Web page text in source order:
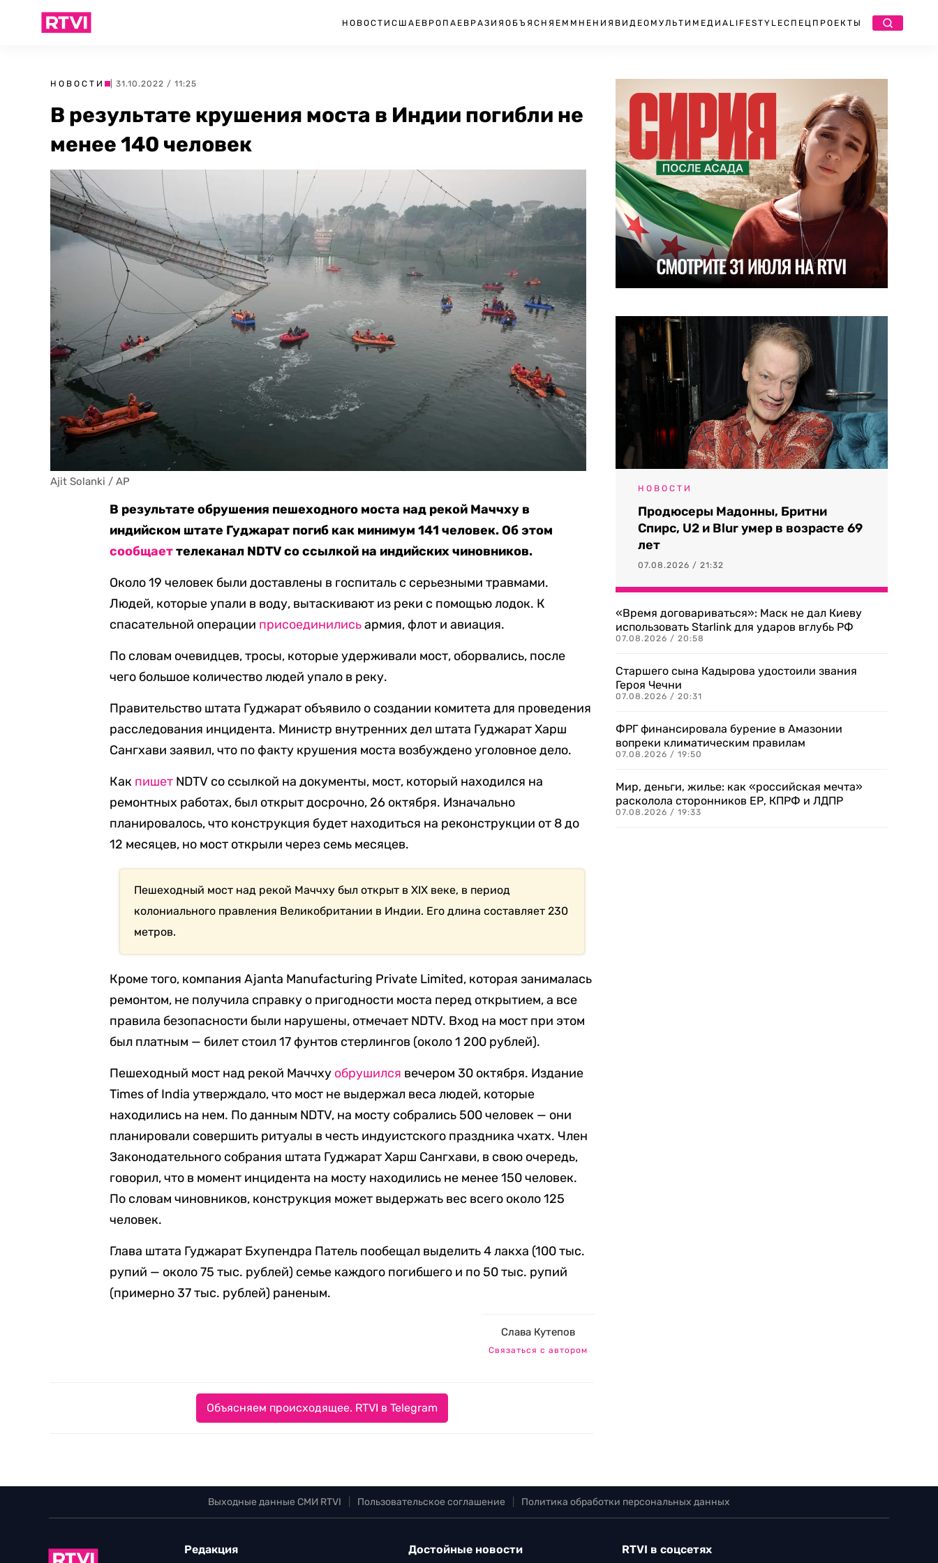
НОВОСТИ США ЕВРОПА ЕВРАЗИЯ ОБЪЯСНЯЕМ МНЕНИЯ ВИДЕО МУЛЬТИМЕДИА LIFESTYLEСПЕЦПРОЕКТЫ
НОВОСТИ | 31.10.2022 / 11:25
В результате крушения моста в Индии погибли не
менее 140 человек
Ajit Solanki / AP
В результате обрушения пешеходного моста над рекой Маччху в
индийском штате Гуджарат погиб как минимум 141 человек. Об этом
сообщаеттелеканал NDTV со ссылкой на индийских чиновников.
Около 19 человек были доставлены в госпиталь с серьезными травмами.
Людей, которые упали в воду, вытаскивают из реки с помощью лодок. К
спасательной операции присоединилисьармия, флот и авиация.
По словам очевидцев, тросы, которые удерживали мост, оборвались, после
чего большое количество людей упало в реку.
Правительство штата Гуджарат объявило о создании комитета для проведения
расследования инцидента. Министр внутренних дел штата Гуджарат Харш
Сангхави заявил, что по факту крушения моста возбуждено уголовное дело.
Как пишет NDTV со ссылкой на документы, мост, который находился на
ремонтных работах, был открыт досрочно, 26 октября. Изначально
планировалось, что конструкция будет находиться на реконструкции от 8 до
12 месяцев, но мост открыли через семь месяцев.
Пешеходный мост над рекой Маччху был открыт в XIX веке, в период
колониального правления Великобритании в Индии. Его длина составляет 230
метров.
Кроме того, компания Ajanta Manufacturing Private Limited, которая занималась
ремонтом, не получила справку о пригодности моста перед открытием, а все
правила безопасности были нарушены, отмечает NDTV. Вход на мост при этом
был платным — билет стоил 17 фунтов стерлингов (около 1 200 рублей).
Пешеходный мост над рекой Маччху обрушился вечером 30 октября. Издание
Times of India утверждало, что мост не выдержал веса людей, которые
находились на нем. По данным NDTV, на мосту собрались 500 человек — они
планировали совершить ритуалы в честь индуистского праздника чхатх. Член
Законодательного собрания штата Гуджарат Харш Сангхави, в свою очередь,
говорил, что в момент инцидента на мосту находились не менее 150 человек.
По словам чиновников, конструкция может выдержать вес всего около 125
человек.
Глава штата Гуджарат Бхупендра Патель пообещал выделить 4 лакха (100 тыс.
рупий — около 75 тыс. рублей) семье каждого погибшего и по 50 тыс. рупий
(примерно 37 тыс. рублей) раненым.
Слава Кутепов
Связаться с автором
Объясняем происходящее. RTVI в Telegram
НОВОСТИ
Продюсеры Мадонны, Бритни
Спирс, U2 и Blur умер в возрасте 69
лет
07.08.2026 / 21:32
«Время договариваться»: Маск не дал Киеву
использовать Starlink для ударов вглубь РФ
07.08.2026 / 20:58
Старшего сына Кадырова удостоили звания
Героя Чечни
07.08.2026 / 20:31
ФРГ финансировала бурение в Амазонии
вопреки климатическим правилам
07.08.2026 / 19:50
Мир, деньги, жилье: как «российская мечта»
расколола сторонников ЕР, КПРФ и ЛДПР
07.08.2026 / 19:33
Выходные данные СМИ RTVI Пользовательское соглашение Политика обработки персональных данных
Редакция Достойные новости RTVI в соцсетях